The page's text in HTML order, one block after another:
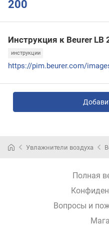
200
Инструкция к Beurer LB
инструкции
Увлажнители воздуха
Полная
Вопросы и